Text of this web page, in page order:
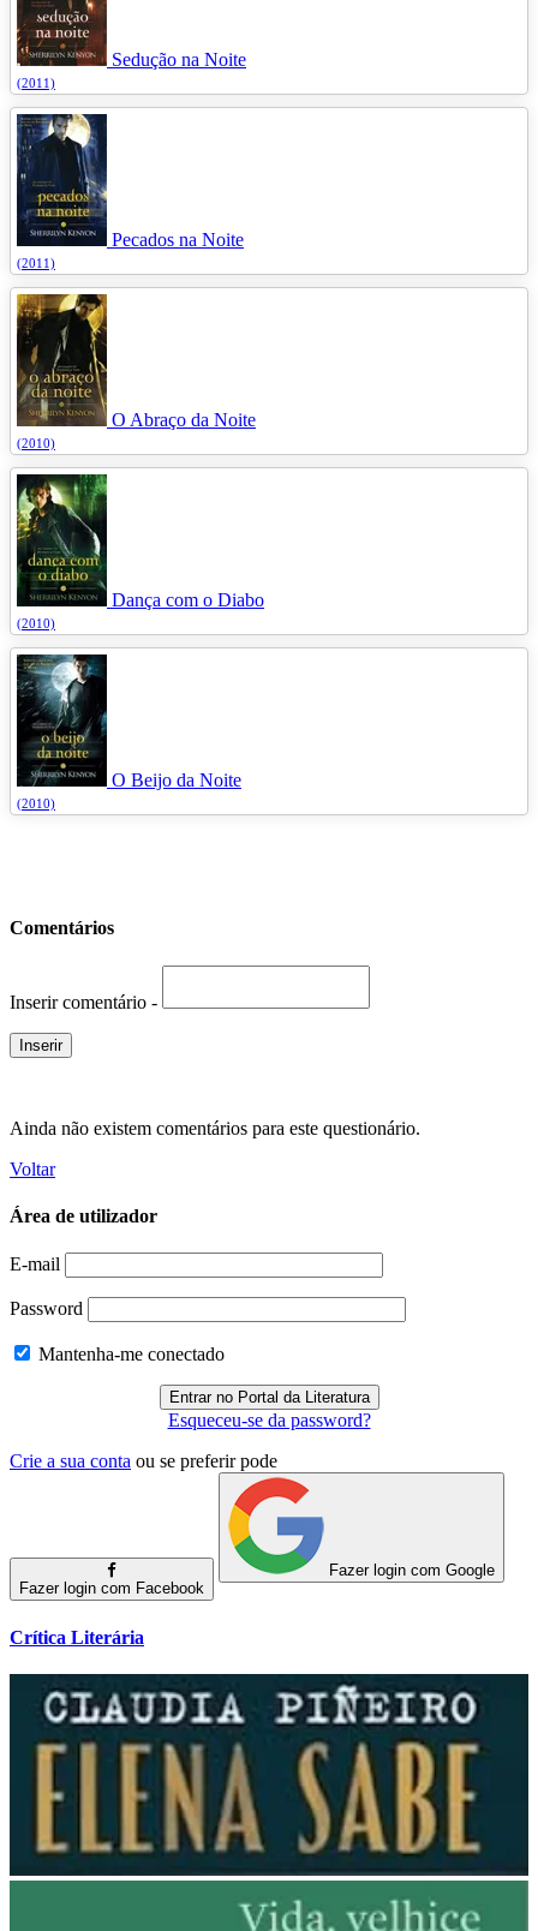
Sedução na Noite
(2011)
Pecados na Noite
(2011)
O Abraço da Noite
(2010)
Dança com o Diabo
(2010)
O Beijo da Noite
(2010)
Comentários
Inserir comentário -
Ainda não existem comentários para este questionário.
Voltar
Área de utilizador
E-mail
Password
Mantenha-me conectado
Esqueceu-se da password?
Crie a sua conta ou se preferir pode
Fazer login com Facebook
Fazer login com Google
Crítica Literária